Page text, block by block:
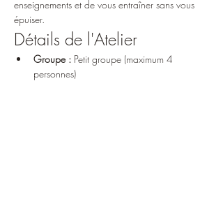
enseignements et de vous entraîner sans vous
épuiser.
Détails de l'Atelier
Groupe : Petit groupe (maximum 4
personnes)